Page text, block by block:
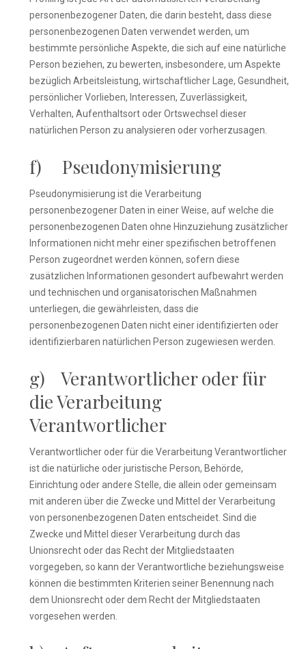
personenbezogener Daten, die darin besteht, dass diese
personenbezogenen Daten verwendet werden, um
bestimmte persönliche Aspekte, die sich auf eine natürliche
Person beziehen, zu bewerten, insbesondere, um Aspekte
bezüglich Arbeitsleistung, wirtschaftlicher Lage, Gesundheit,
persönlicher Vorlieben, Interessen, Zuverlässigkeit,
Verhalten, Aufenthaltsort oder Ortswechsel dieser
natürlichen Person zu analysieren oder vorherzusagen.
f) Pseudonymisierung
Pseudonymisierung ist die Verarbeitung
personenbezogener Daten in einer Weise, auf welche die
personenbezogenen Daten ohne Hinzuziehung zusätzlicher
Informationen nicht mehr einer spezifischen betroffenen
Person zugeordnet werden können, sofern diese
zusätzlichen Informationen gesondert aufbewahrt werden
und technischen und organisatorischen Maßnahmen
unterliegen, die gewährleisten, dass die
personenbezogenen Daten nicht einer identifizierten oder
identifizierbaren natürlichen Person zugewiesen werden.
g) Verantwortlicher oder für
die Verarbeitung
Verantwortlicher
Verantwortlicher oder für die Verarbeitung Verantwortlicher
ist die natürliche oder juristische Person, Behörde,
Einrichtung oder andere Stelle, die allein oder gemeinsam
mit anderen über die Zwecke und Mittel der Verarbeitung
von personenbezogenen Daten entscheidet. Sind die
Zwecke und Mittel dieser Verarbeitung durch das
Unionsrecht oder das Recht der Mitgliedstaaten
vorgegeben, so kann der Verantwortliche beziehungsweise
können die bestimmten Kriterien seiner Benennung nach
dem Unionsrecht oder dem Recht der Mitgliedstaaten
vorgesehen werden.